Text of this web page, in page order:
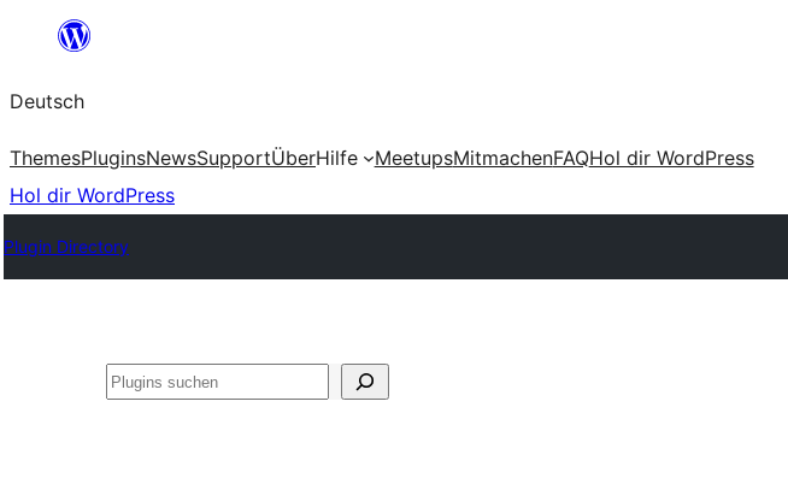
springen
Deutsch
ThemesPluginsNewsSupportÜberHilfe MeetupsMitmachenFAQHol dir WordPress
Hol dir WordPress
Plugin Directory
Suchen